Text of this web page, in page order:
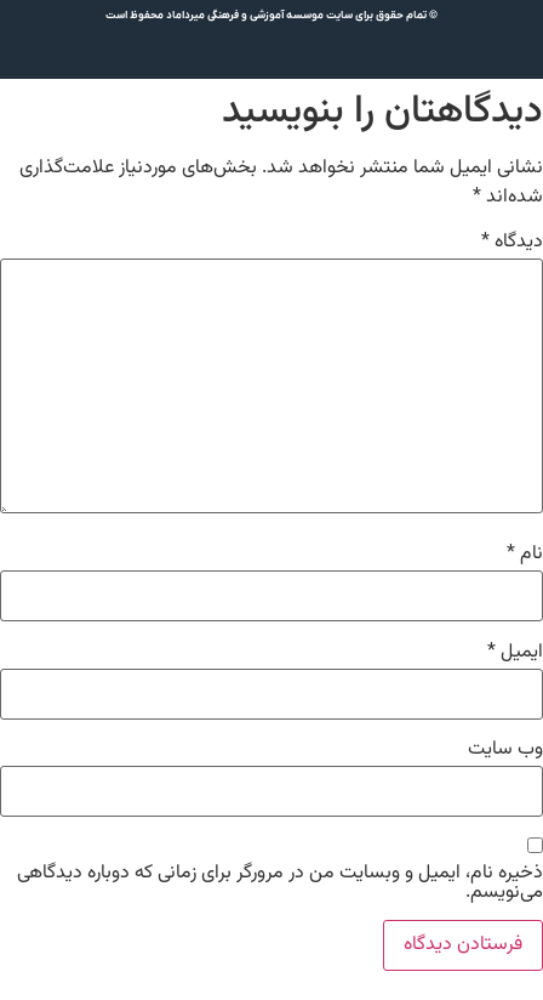
© تمام حقوق برای سایت موسسه آموزشی و فرهنگی میرداماد محفوظ است
دیدگاهتان را بنویسید
نشانی ایمیل شما منتشر نخواهد شد. بخش‌های موردنیاز علامت‌گذاری
شده‌اند*
دیدگاه*
نام*
ایمیل*
وب‌ سایت
ذخیره نام، ایمیل و وبسایت من در مرورگر برای زمانی که دوباره دیدگاهی
می‌نویسم.